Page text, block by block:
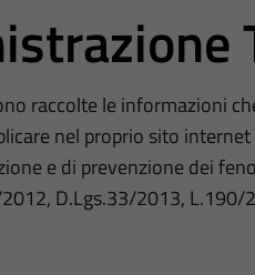
raccolte le informazioni
nel proprio sito
e di prevenzione dei
D.Lgs.33/2013, L.190/